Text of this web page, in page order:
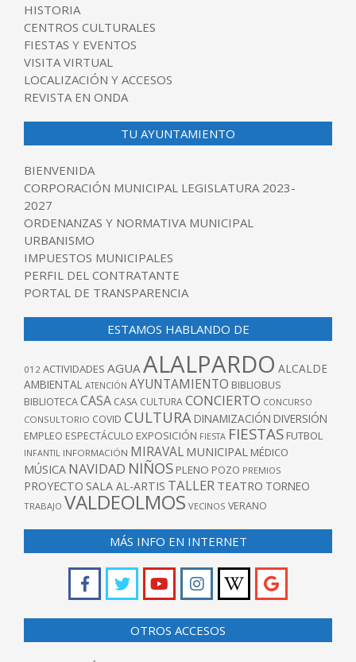
HISTORIA
CENTROS CULTURALES
FIESTAS Y EVENTOS
VISITA VIRTUAL
LOCALIZACIÓN Y ACCESOS
REVISTA EN ONDA
TU AYUNTAMIENTO
BIENVENIDA
CORPORACIÓN MUNICIPAL LEGISLATURA 2023-
2027
ORDENANZAS Y NORMATIVA MUNICIPAL
URBANISMO
IMPUESTOS MUNICIPALES
PERFIL DEL CONTRATANTE
PORTAL DE TRANSPARENCIA
ESTAMOS HABLANDO DE
012 ACTIVIDADES AGUA ALALPARDO ALCALDE
AMBIENTAL ATENCIÓN AYUNTAMIENTO BIBLIOBUS
BIBLIOTECACASA CASA CULTURACONCIERTO CONCURSO
CONSULTORIO COVID CULTURA DINAMIZACIÓN DIVERSIÓN
EMPLEO ESPECTÁCULO EXPOSICIÓN FIESTA FIESTAS FUTBOL
INFANTIL INFORMACIÓN MIRAVAL MUNICIPAL MÉDICO
MÚSICA NAVIDAD NIÑOS PLENO POZO PREMIOS
PROYECTO SALA AL-ARTIS TALLER TEATRO TORNEO
TRABAJO VALDEOLMOS VECINOS VERANO
MÁS INFO EN INTERNET
OTROS ACCESOS